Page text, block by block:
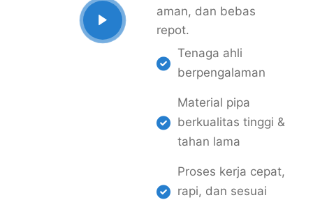
aman, dan bebas
repot.
Tenaga ahli
berpengalaman
Material pipa
berkualitas tinggi &
tahan lama
Proses kerja cepat,
rapi, dan sesuai